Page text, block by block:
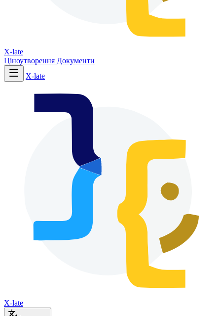
X-late
Ціноутворення Документи
X-late
X-late